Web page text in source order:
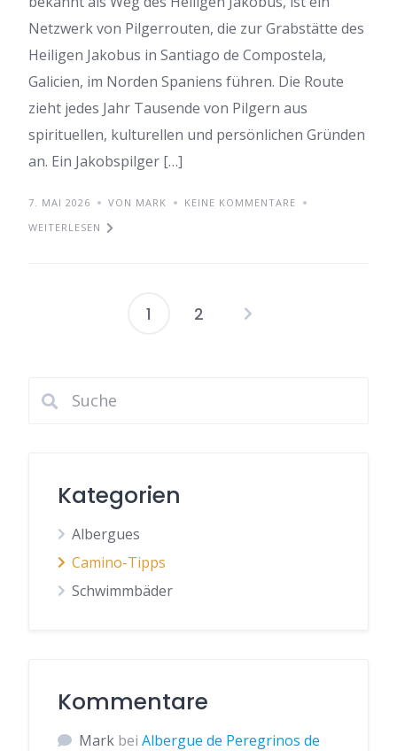
Netzwerk von Pilgerrouten, die zur Grabstätte des
Heiligen Jakobus in Santiago de Compostela,
Galicien, im Norden Spaniens führen. Die Route
zieht jedes Jahr Tausende von Pilgern aus
spirituellen, kulturellen und persönlichen Gründen
an. Ein Jakobspilger […]
7. MAI 2026 VON MARK
KEINE KOMMENTARE
WEITERLESEN
1 2
Kategorien
Albergues
Camino-Tipps
Schwimmbäder
Kommentare
Mark bei Albergue de Peregrinos de